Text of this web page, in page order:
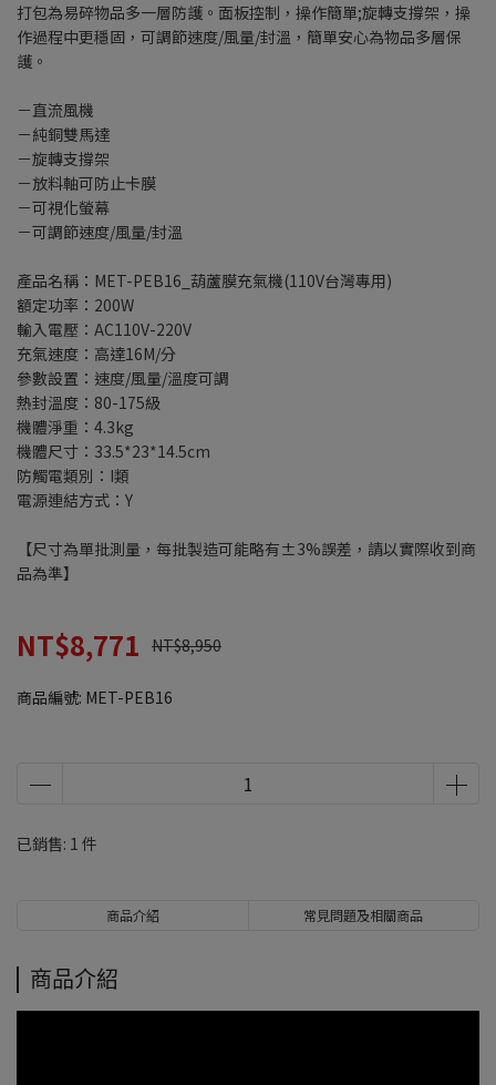
打包為易碎物品多一層防護。面板控制，操作簡單;旋轉支撐架，操
作過程中更穩固，可調節速度/風量/封溫，簡單安心為物品多層保
護。
－直流風機
－純銅雙馬達
－旋轉支撐架
－放料軸可防止卡膜
－可視化螢幕
－可調節速度/風量/封溫
產品名稱：MET-PEB16_葫蘆膜充氣機(110V台灣專用)
額定功率：200W
輸入電壓：AC110V-220V
充氣速度：高達16M/分
參數設置：速度/風量/溫度可調
熱封溫度：80-175級
機體淨重：4.3kg
機體尺寸：33.5*23*14.5cm
防觸電類別：I類
電源連結方式：Y
【尺寸為單批測量，每批製造可能略有±3%誤差，請以實際收到商
品為準】
NT$8,771 NT$8,950
商品編號: MET-PEB16
已銷售: 1 件
商品介紹 常見問題及相關商品
商品介紹